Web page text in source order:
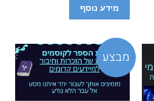
מידע נוסף
מבצע